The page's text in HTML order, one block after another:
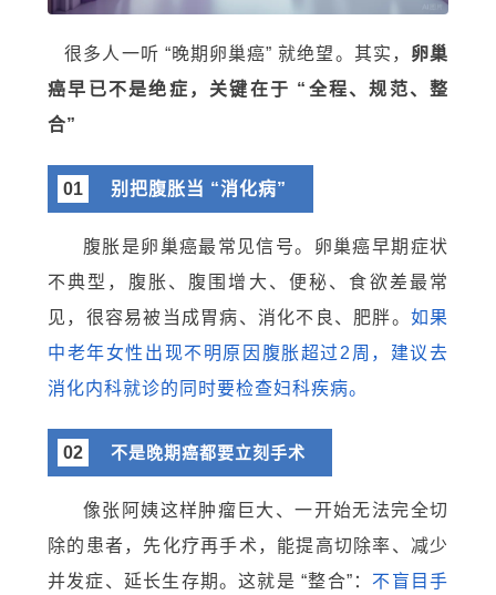
很多人一听 “晚期卵巢癌” 就绝望。其实， 卵巢
癌早已不是绝症，关键在于 “全程、规范、整
合”
01 别把腹胀当 “消化病”
腹胀是卵巢癌最常见信号。卵巢癌早期症状
不典型，腹胀、腹围增大、便秘、食欲差最常
见，很容易被当成胃病、消化不良、肥胖。 如果
中老年女性出现不明原因腹胀超过2周，建议去
消化内科就诊的同时要检查妇科疾病。
02 不是晚期癌都要立刻手术
像张阿姨这样肿瘤巨大、一开始无法完全切
除的患者，先化疗再手术，能提高切除率、减少
并发症、延长生存期。这就是 “整合”： 不盲目手